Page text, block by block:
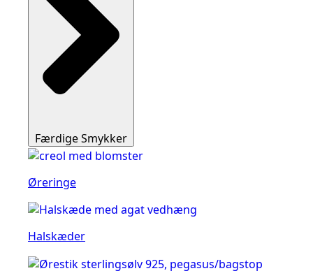
Færdige Smykker
Øreringe
Halskæder